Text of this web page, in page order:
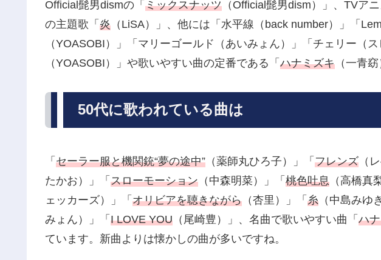
Official髭男dismの「 ミックスナッツ （Official髭男dism）」、TVア
の主題歌「 炎 （LiSA）」、他には「水平線（back number）」「
（YOASOBI）」「マリーゴールド（あいみょん）」「チェリー（
（YOASOBI）」や歌いやすい曲の定番である「 ハナミズキ （一青
50代に歌われている曲は
「 セーラー服と機関銃“夢の途中” （薬師丸ひろ子）」「 フレンズ （
たかお）」「 スローモーション （中森明菜）」「 桃色吐息 （高橋真
ェッカーズ）」「 オリビアを聴きながら （杏里）」「 糸 （中島みゆ
みょん）」「 I LOVE YOU （尾崎豊）」、名曲で歌いやすい曲「 ハ
ています。新曲よりは懐かしの曲が多いですね。